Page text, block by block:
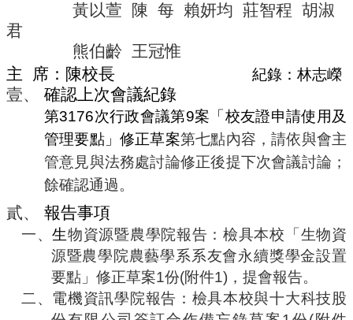
彙
編
行
政
會
校
規
劃
黃以萱
陳 每 賴妍均 莊智程 胡淑
君
熊伯齡 王冠惟
主
席： 陳校長 紀錄：林志嶸
壹、 確認上次會議紀錄
第3176次行政會議第9案「校友證申請使用及
管理要點」修正草案第七點內容，請依與會主
管意見與法務處討論修正後提下次會議討論；
餘確認通過。
貳、 報告事項
一、生物資源暨農學院報告：檢具本校「生物資
源暨農學院農藝學系系友會永續獎學金設置
要點」修正草案1份(附件1) ，提會報告。
二、 電機資訊學院報告：檢具本校與十大科技股